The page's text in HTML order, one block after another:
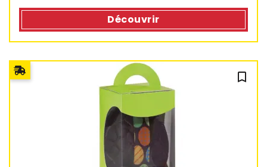
Découvrir
bookmark_outline